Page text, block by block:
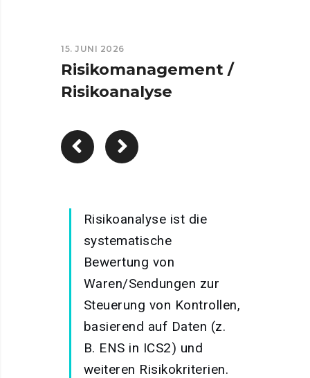
15. JUNI 2026
Risikomanagement /
Risikoanalyse
Risikoanalyse ist die
systematische
Bewertung von
Waren/Sendungen zur
Steuerung von Kontrollen,
basierend auf Daten (z.
B. ENS in ICS2) und
weiteren Risikokriterien.